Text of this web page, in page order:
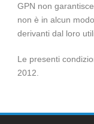
GPN non
non è in alcun
derivanti dal loro
Le presenti
2012.